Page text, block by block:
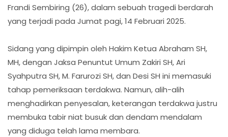
Frandi Sembiring (26), dalam sebuah tragedi berdarah
yang terjadi pada Jumat pagi, 14 Februari 2025.
Sidang yang dipimpin oleh Hakim Ketua Abraham SH,
MH, dengan Jaksa Penuntut Umum Zakiri SH, Ari
Syahputra SH, M. Farurozi SH, dan Desi SH ini memasuki
tahap pemeriksaan terdakwa. Namun, alih-alih
menghadirkan penyesalan, keterangan terdakwa justru
membuka tabir niat busuk dan dendam mendalam
yang diduga telah lama membara.